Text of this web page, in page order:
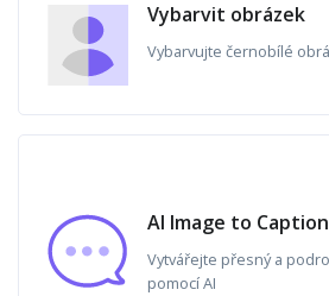
Vybarvit obrázek
Vybarvujte černobílé
AI Image to Caption
Vytvářejte přesný a
pomocí AI